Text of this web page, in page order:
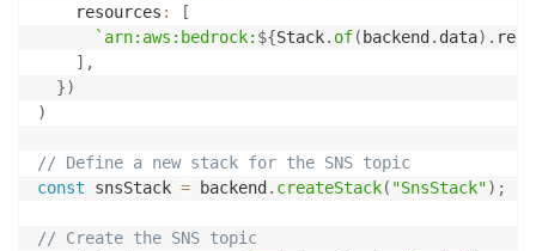
    resources
:
[
` arn:aws:bedrock: ${Stack. of(backend. data) .
] ,
})
)
// Define a new stack for the SNS topic
const snsStack = backend. createStack( "SnsStack") ;
// Create the SNS topic